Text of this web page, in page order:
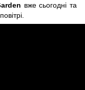
вже сьогодні та